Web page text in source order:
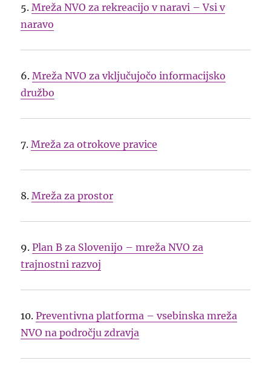
5.Mreža NVO za rekreacijo v naravi – Vsi v
naravo
6.Mreža NVO za vključujočo informacijsko
družbo
7.Mreža za otrokove pravice
8.Mreža za prostor
9.Plan B za Slovenijo – mreža NVO za
trajnostni razvoj
10.Preventivna platforma – vsebinska mreža
NVO na področju zdravja